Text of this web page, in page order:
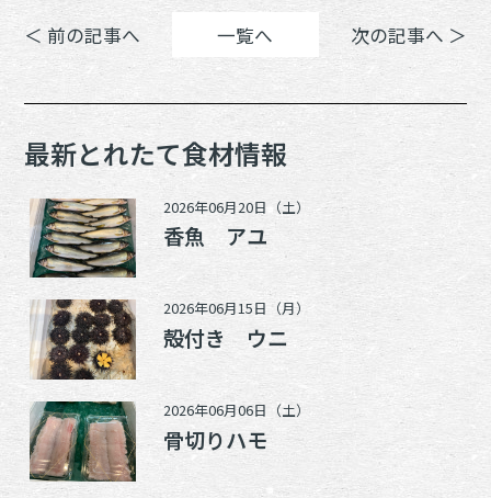
＜ 前の記事へ 一覧へ 次の記事へ ＞
最新とれたて食材情報
2026年06月20日（土）
香魚 アユ
2026年06月15日（月）
殻付き ウニ
2026年06月06日（土）
骨切りハモ